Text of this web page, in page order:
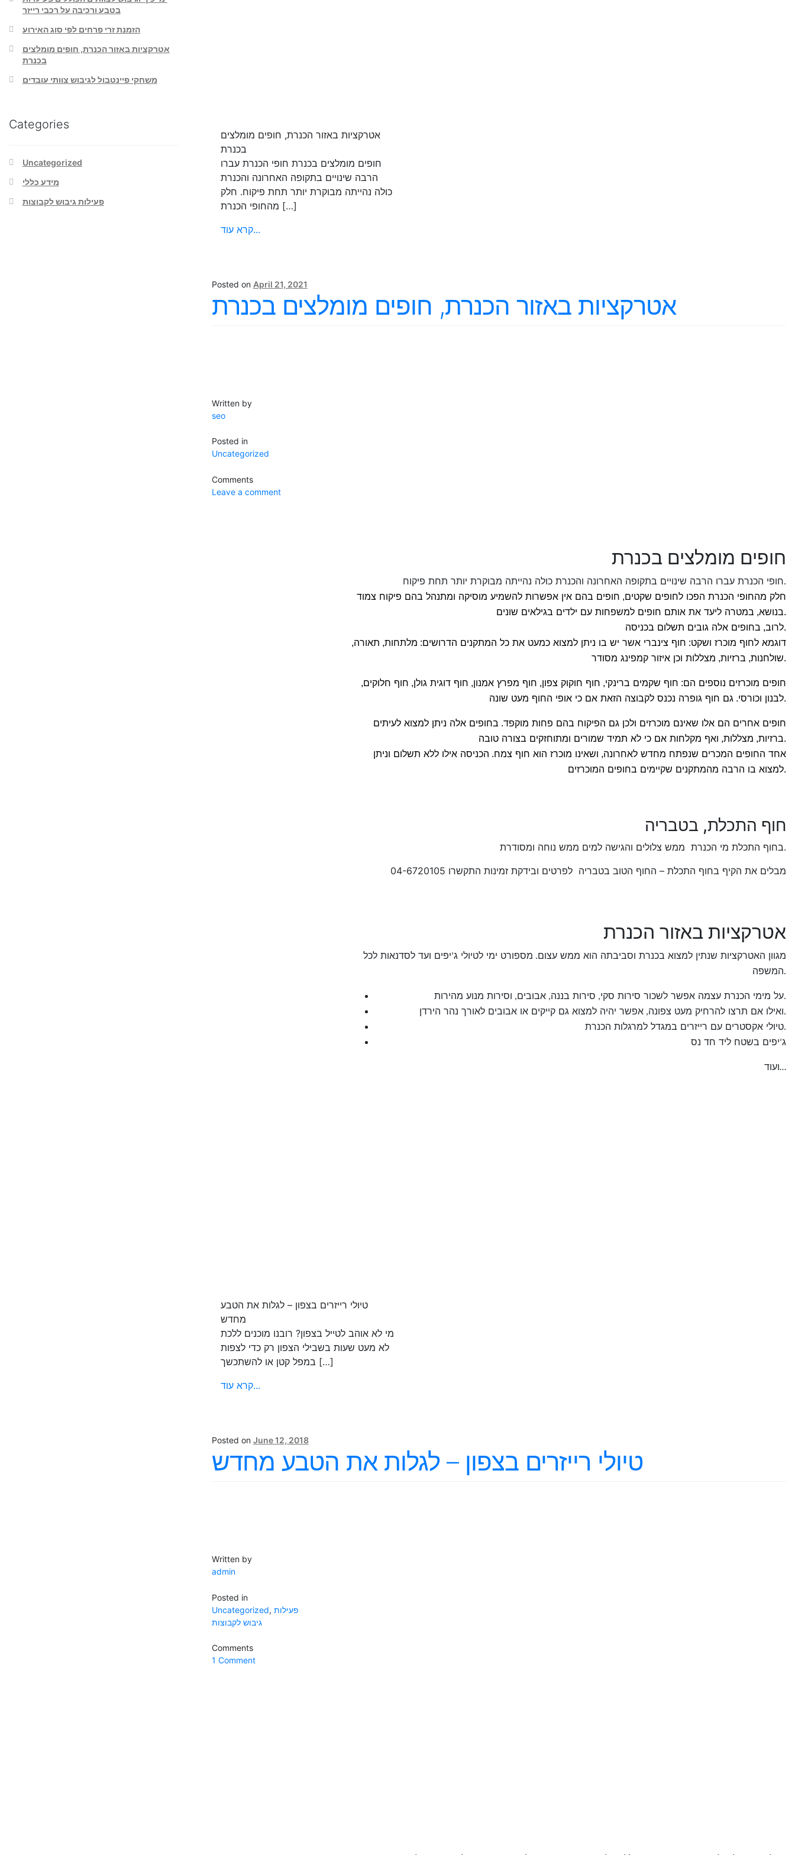
אטרקציות באזור הכנרת, חופים מומלצים
בכנרת
חופים מומלצים בכנרת חופי הכנרת עברו
הרבה שינויים בתקופה האחרונה והכנרת
כולה נהייתה מבוקרת יותר תחת פיקוח. חלק
מהחופי הכנרת […]
קרא עוד...
Posted on April 21, 2021
אטרקציות באזור הכנרת, חופים מומלצים בכנרת
Written by
seo
Posted in
Uncategorized
Comments
Leave a comment
חופים מומלצים בכנרת
חופי הכנרת עברו הרבה שינויים בתקופה האחרונה והכנרת כולה נהייתה מבוקרת יותר תחת פיקוח.
חלק מהחופי הכנרת הפכו לחופים שקטים, חופים בהם אין אפשרות להשמיע מוסיקה ומתנהל בהם פיקוח צמוד
בנושא, במטרה ליעד את אותם חופים למשפחות עם ילדים בגילאים שונים .
לרוב, בחופים אלה גובים תשלום בכניסה .
דוגמא לחוף מוכרז ושקט: חוף צינברי אשר יש בו ניתן למצוא כמעט את כל המתקנים הדרושים: מלתחות, תאורה,
שולחנות, ברזיות, מצללות וכן איזור קמפינג מסודר .
חופים מוכרזים נוספים הם: חוף שקמים ברינקי, חוף חוקוק צפון, חוף מפרץ אמנון, חוף דוגית גולן, חוף חלוקים,
לבנון וכורסי. גם חוף גופרה נכנס לקבוצה הזאת אם כי אופי החוף מעט שונה .
חופים אחרים הם אלו שאינם מוכרזים ולכן גם הפיקוח בהם פחות מוקפד. בחופים אלה ניתן למצוא לעיתים
ברזיות, מצללות, ואף מקלחות אם כי לא תמיד שמורים ומתוחזקים בצורה טובה .
אחד החופים המכרים שנפתח מחדש לאחרונה, ושאינו מוכרז הוא חוף צמח. הכניסה אילו ללא תשלום וניתן
למצוא בו הרבה מהמתקנים שקיימים בחופים המוכרזים.
חוף התכלת, בטבריה
בחוף התכלת מי הכנרת ממש צלולים והגישה למים ממש נוחה ומסודרת.
מבלים את הקיף בחוף התכלת – החוף הטוב בטבריה לפרטים ובידקת זמינות התקשרו 04-6720105
אטרקציות באזור הכנרת
מגוון האטרקציות שנתין למצוא בכנרת וסביבתה הוא ממש עצום. מספורט ימי לטיולי ג‘יפים ועד לסדנאות לכל
המשפה.
על מימי הכנרת עצמה אפשר לשכור סירות סקי, סירות בננה, אבובים, וסירות מנוע מהירות .
ואילו אם תרצו להרחיק מעט צפונה, אפשר יהיה למצוא גם קייקים או אבובים לאורך נהר הירדן .
טיולי אקסטרים עם רייזרים במגדל למרגלות הכנרת.
ג‘יפים בשטח ליד חד נס
ועוד…
טיולי רייזרים בצפון – לגלות את הטבע
מחדש
מי לא אוהב לטייל בצפון? רובנו מוכנים ללכת
לא מעט שעות בשבילי הצפון רק כדי לצפות
במפל קטן או להשתכשך […]
קרא עוד...
Posted on June 12, 2018
טיולי רייזרים בצפון – לגלות את הטבע מחדש
Written by
admin
Posted in
Uncategorized, פעילות
גיבוש לקבוצות
Comments
1 Comment
בטבע ורכיבה על רכבי רייזר
הזמנת זרי פרחים לפי סוג האירוע
אטרקציות באזור הכנרת, חופים מומלצים
בכנרת
משחקי פיינטבול לגיבוש צוותי עובדים
Categories
Uncategorized
מידע כללי
פעילות גיבוש לקבוצות